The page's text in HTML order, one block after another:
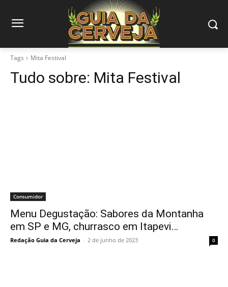
Tags Mita Festival
Tudo sobre: Mita Festival
Consumidor
Menu Degustação: Sabores da Montanha
em SP e MG, churrasco em Itapevi…
Redação Guia da Cerveja - 2 de junho de 2023 0